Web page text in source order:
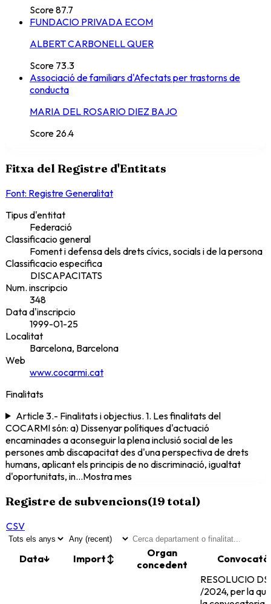
Score87.7
FUNDACIO PRIVADA ECOM
ALBERT CARBONELL QUER
Score 73.3
Associació de familiars d'Afectats per trastorns de
conducta
MARIA DEL ROSARIO DIEZ BAJO
Score 26.4
Fitxa del Registre d'Entitats
Font: Registre Generalitat
Tipus d'entitat
Federació
Classificacio general
Foment i defensa dels drets cívics, socials i de la persona
Classificacio especifica
DISCAPACITATS
Num. inscripcio
348
Data d'inscripcio
1999-01-25
Localitat
Barcelona, Barcelona
Web
www.cocarmi.cat
Finalitats
Article 3.- Finalitats i objectius. 1. Les finalitats del
COCARMI són: a) Dissenyar polítiques d'actuació
encaminades a aconseguir la plena inclusió social de les
persones amb discapacitat des d'una perspectiva de drets
humans, aplicant els principis de no discriminació, igualtat
d'oportunitats, in...Mostra mes
Registre de subvencions(19 total)
CSV
Data↓ Import↕
Organ
concedent
RESOLUCIO
/2024, per la